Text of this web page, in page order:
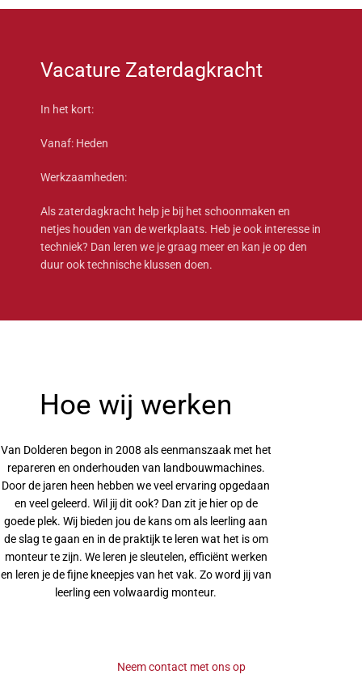
Vacature Zaterdagkracht
In het kort:
Vanaf: Heden
Werkzaamheden:
Als zaterdagkracht help je bij het schoonmaken en
netjes houden van de werkplaats. Heb je ook interesse in
techniek? Dan leren we je graag meer en kan je op den
duur ook technische klussen doen.
Hoe wij werken
Van Dolderen begon in 2008 als eenmanszaak met het
repareren en onderhouden van landbouwmachines.
Door de jaren heen hebben we veel ervaring opgedaan
en veel geleerd. Wil jij dit ook? Dan zit je hier op de
goede plek. Wij bieden jou de kans om als leerling aan
de slag te gaan en in de praktijk te leren wat het is om
monteur te zijn. We leren je sleutelen, efficiënt werken
en leren je de fijne kneepjes van het vak. Zo word jij van
leerling een volwaardig monteur.
Neem contact met ons op